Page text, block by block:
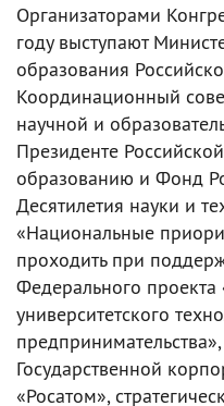
Организаторами
году выступают
образования
Координационный
научной и
Президенте
образованию и Фонд
Десятилетия науки и
«Национальные
проходить при
Федерального
университетского
Государственной
«Росатом»,